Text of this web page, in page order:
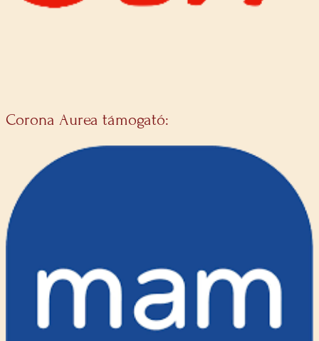
Corona Aurea támogató: